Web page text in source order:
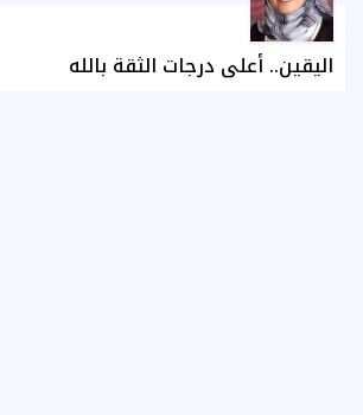
اليقين.. أعلى درجات الثقة بالله